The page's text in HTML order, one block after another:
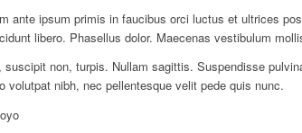
ante ipsum primis in faucibus orci luctus et ultrices
libero. Phasellus dolor. Maecenas vestibulum
suscipit non, turpis. Nullam sagittis. Suspendisse
volutpat nibh, nec pellentesque velit pede quis nunc.